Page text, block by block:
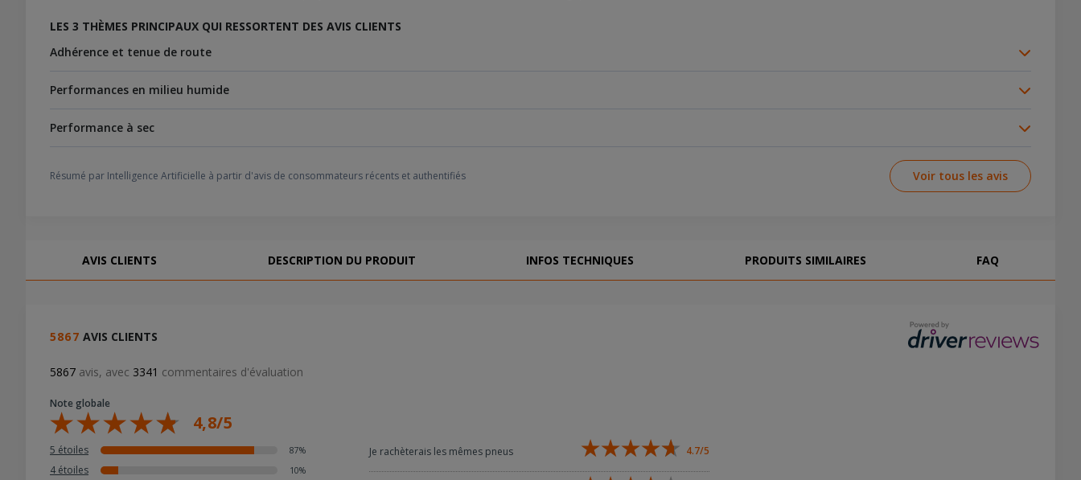
LES 3 THÈMES PRINCIPAUX QUI RESSORTENT DES AVIS CLIENTS
Adhérence et tenue de route
conduite.
Performances en milieu humide
Performance à sec
Voir tous les avis
Résumé par Intelligence Artificielle à partir d'avis de consommateurs récents et authentifiés
AVIS CLIENTS DESCRIPTION DU PRODUIT INFOS TECHNIQUES PRODUITS SIMILAIRES FAQ
5867 AVIS CLIENTS
5867 avis, avec 3341 commentaires d'évaluation
Note globale
4,8/5
5 étoiles 87%
4 étoiles 10%
Je rachèterais les mêmes pneus 4.7/5